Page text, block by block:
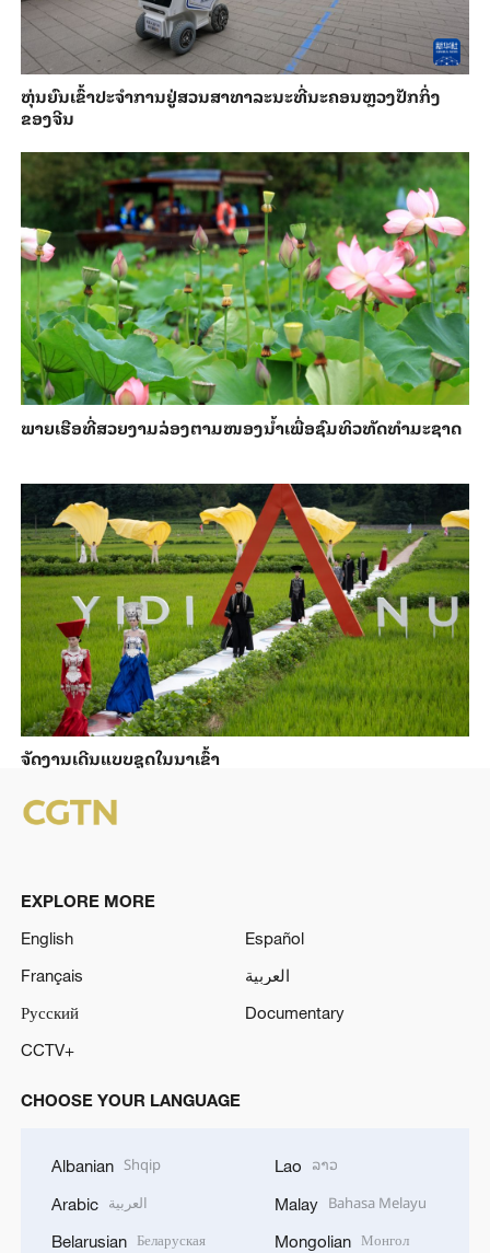
​ຫຸ່ນ​ຍົນ​ເຂົ້າ​ປະ​ຈຳ​ການ​ຢູ່​ສວນ​ສາ​ທາ​ລະ​ນະ​ທີ່​ນະ​ຄອນຫຼວງ​ປັກ​ກິ່ງ​
ຂອງ​ຈີນ
ພາຍ​ເຮືອທີ່​ສວຍ​ງາມ​ລ່ອງ​ຕາມ​​ໜອງນ້ຳ​​ເພື່ອ​ຊົມ​ທິວ​ທັດ​ທຳ​ມະ​ຊາດ
ຈັດງານເດີນແບບຊຸດໃນນາເຂົ້າ
EXPLORE MORE
English
Español
Français
العربية
Русский
Documentary
CCTV+
CHOOSE YOUR LANGUAGE
Albanian Shqip
Arabic العربية
Belarusian Беларуская
Lao ລາວ
Malay Bahasa Melayu
Mongolian Монгол